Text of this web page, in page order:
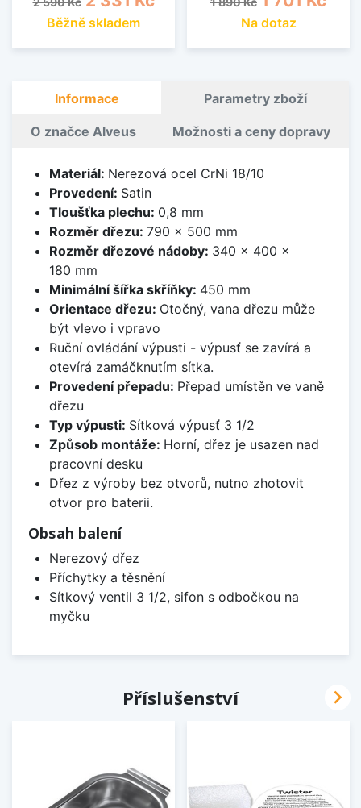
Běžně skladem Na dotaz
Informace Parametry zboží
O značce Alveus Možnosti a ceny dopravy
Materiál: Nerezová ocel CrNi 18/10
Provedení: Satin
Tloušťka plechu: 0,8 mm
Rozměr dřezu: 790 x 500 mm
Rozměr dřezové nádoby: 340 x 400 x
180 mm
Minimální šířka skříňky: 450 mm
Orientace dřezu: Otočný, vana dřezu může
být vlevo i vpravo
Ruční ovládání výpusti - výpusť se zavírá a
otevírá zamáčknutím sítka.
Provedení přepadu: Přepad umístěn ve vaně
dřezu
Typ výpusti: Sítková výpusť 3 1/2
Způsob montáže: Horní, dřez je usazen nad
pracovní desku
Dřez z výroby bez otvorů, nutno zhotovit
otvor pro baterii.
Obsah balení
Nerezový dřez
Příchytky a těsnění
Sítkový ventil 3 1/2, sifon s odbočkou na
myčku
Příslušenství 